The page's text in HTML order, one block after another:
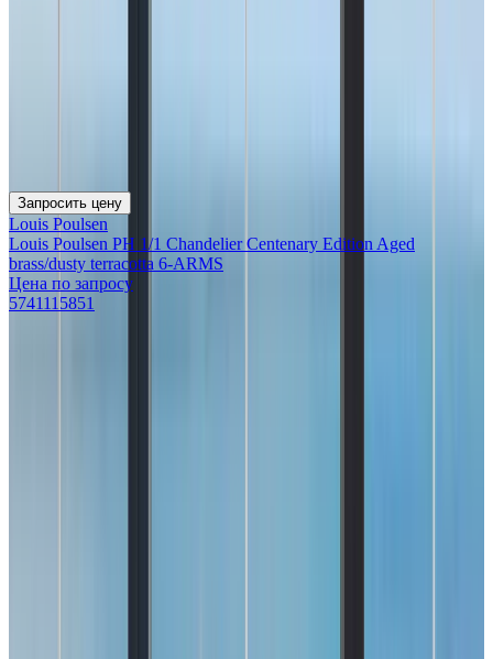
Запросить цену
Louis Poulsen
Louis Poulsen PH 1/1 Chandelier Centenary Edition Aged
brass/dusty terracotta 6-ARMS
Цена по запросу
5741115851